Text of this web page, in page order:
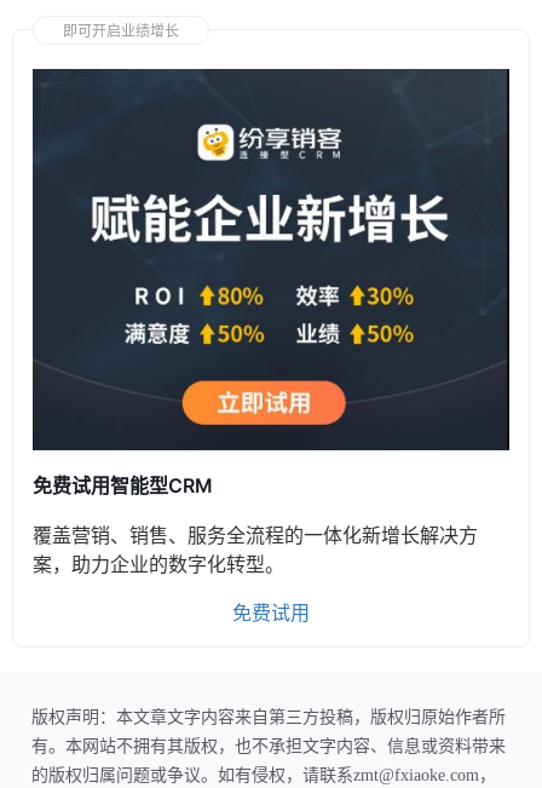
即可开启业绩增长
免费试用智能型CRM
覆盖营销、销售、服务全流程的一体化新增长解决方
案，助力企业的数字化转型。
免费试用
版权声明：本文章文字内容来自第三方投稿，版权归原始作者所
有。本网站不拥有其版权，也不承担文字内容、信息或资料带来
的版权归属问题或争议。如有侵权，请联系zmt@fxiaoke.com，